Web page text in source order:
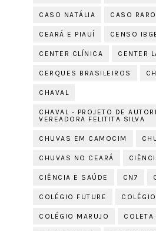
CASO NATÁLIA CASO RARO
CEARÁ E PIAUÍ CENSO
CENTER CLÍNICA CENTER
CERQUES BRASILEIROS
CHAVAL
CHAVAL - PROJETO DE
VEREADORA FELITITA SILVA
CHUVAS EM CAMOCIM
CHUVAS NO CEARÁ
CIÊNCIA E SAÚDE CN7
COLÉGIO FUTURE
COLÉGIO MARUJO